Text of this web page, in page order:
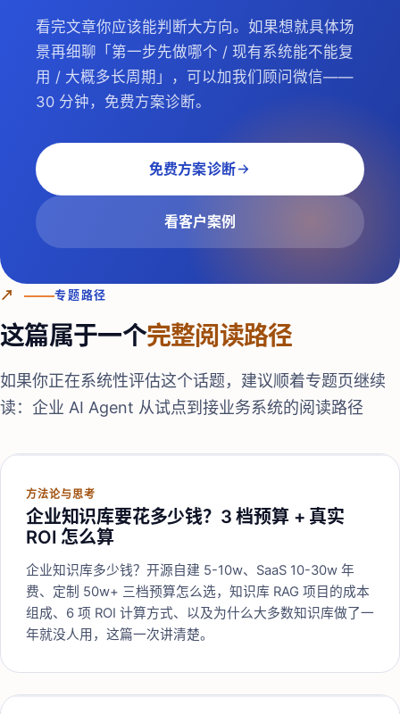
看完文章你应该能判断大方向。如果想就具体场
景再细聊「第一步先做哪个 / 现有系统能不能复
用 / 大概多长周期」，可以加我们顾问微信——
30 分钟，免费方案诊断。
免费方案诊断
看客户案例
↗ 专题路径
这篇属于一个完整阅读路径
如果你正在系统性评估这个话题，建议顺着专题页继续
读： 企业 AI Agent 从试点到接业务系统的阅读路径
方法论与思考
企业知识库要花多少钱？3 档预算 + 真实
ROI 怎么算
企业知识库多少钱？开源自建 5-10w、SaaS 10-30w 年
费、定制 50w+ 三档预算怎么选，知识库 RAG 项目的成本
组成、6 项 ROI 计算方式、以及为什么大多数知识库做了一
年就没人用，这篇一次讲清楚。